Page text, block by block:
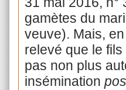
gamètes du
veuve). Mais,
relevé que le
pas non plus
insémination